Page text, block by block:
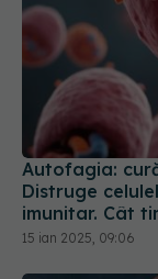
Autofagia:
Distruge
imunitar. Cât
15 ian 2025, 09:06